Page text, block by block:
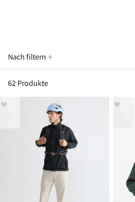
Nach filtern
62 Produkte